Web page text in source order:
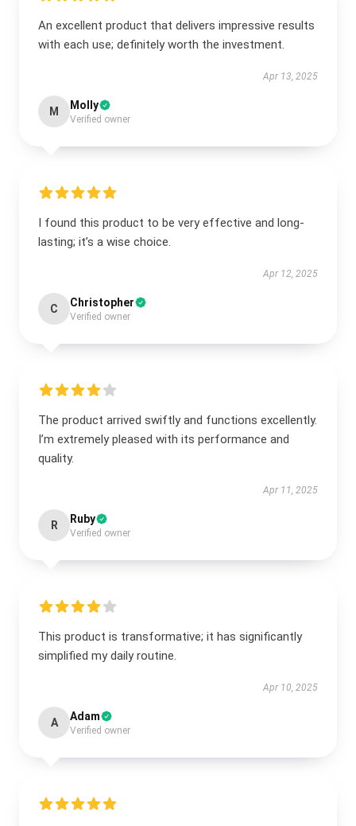
An excellent product that delivers impressive results
with each use; definitely worth the investment.
Apr 13, 2025
M Molly
Verified owner
I found this product to be very effective and long-
lasting; it’s a wise choice.
Apr 12, 2025
C Christopher
Verified owner
The product arrived swiftly and functions excellently.
I’m extremely pleased with its performance and
quality.
Apr 11, 2025
R Ruby
Verified owner
This product is transformative; it has significantly
simplified my daily routine.
Apr 10, 2025
A Adam
Verified owner